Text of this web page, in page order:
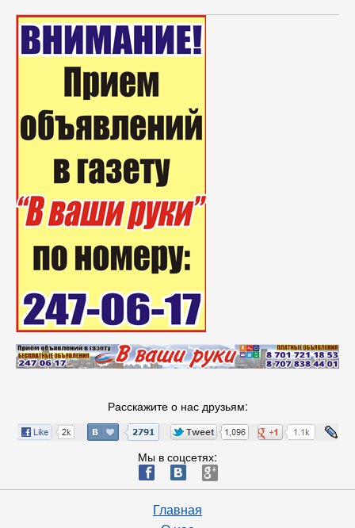
Расскажите о нас друзьям:
Мы в соцсетях:
ä æ è
Главная